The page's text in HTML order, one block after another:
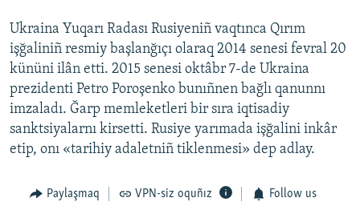
Ukraina Yuqarı Radası Rusiyeniñ vaqtınca Qırım
işğaliniñ resmiy başlanğıçı olaraq 2014 senesi fevral 20
kününi ilân etti. 2015 senesi oktâbr 7-de Ukraina
prezidenti Petro Poroşenko bunıñnen bağlı qanunnı
imzaladı. Ğarp memleketleri bir sıra iqtisadiy
sanktsiyalarnı kirsetti. Rusiye yarımada işğalini inkâr
etip, onı «tarihiy adaletniñ tiklenmesi» dep adlay.
Paylaşmaq VPN-siz oquñız Follow us